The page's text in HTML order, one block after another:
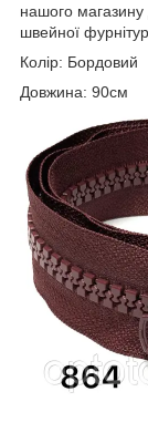
нашого магазину
швейної
Колір: Бордовий
Довжина: 90см